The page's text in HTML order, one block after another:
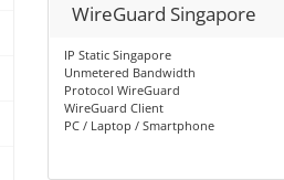
WireGuard Singapore
IP Static Singapore
Unmetered Bandwidth
Protocol WireGuard
WireGuard Client
PC / Laptop / Smartphone